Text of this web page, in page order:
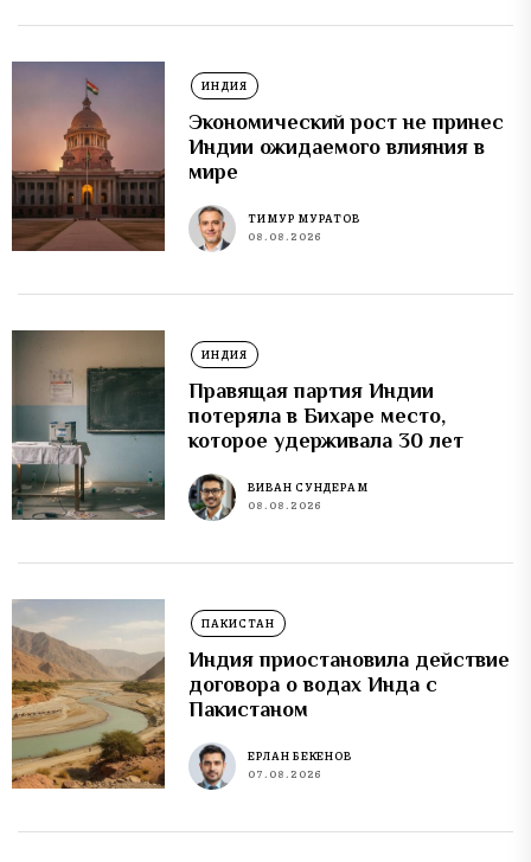
ИНДИЯ
Экономический рост не принес
Индии ожидаемого влияния в
мире
ТИМУР МУРАТОВ
08.08.2026
ИНДИЯ
Правящая партия Индии
потеряла в Бихаре место,
которое удерживала 30 лет
ВИВАН СУНДЕРАМ
08.08.2026
ПАКИСТАН
Индия приостановила действие
договора о водах Инда с
Пакистаном
ЕРЛАН БЕКЕНОВ
07.08.2026